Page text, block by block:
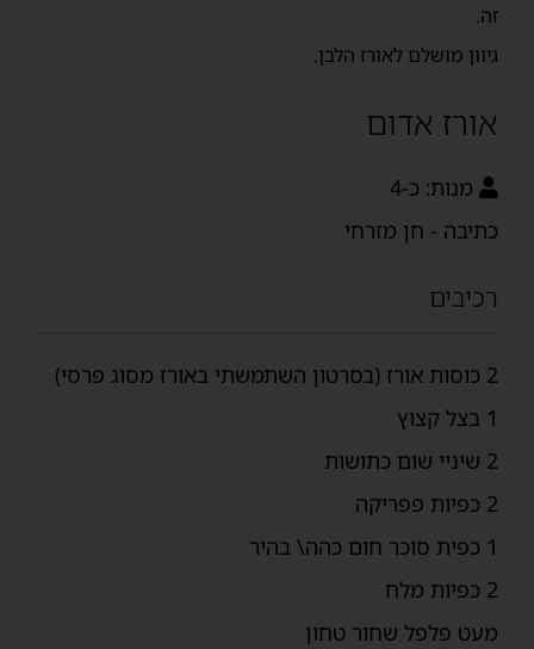
זה.
גיוון מושלם לאורז הלבן.
אורז אדום
מנות: כ-4
כתיבה - חן מזרחי
רכיבים
2 כוסות אורז (בסרטון השתמשתי באורז מסוג פרסי)
1 בצל קצוץ
2 שיניי שום כתושות
2 כפיות פפריקה
1 כפית סוכר חום כהה\ בהיר
2 כפיות מלח
מעט פלפל שחור טחון